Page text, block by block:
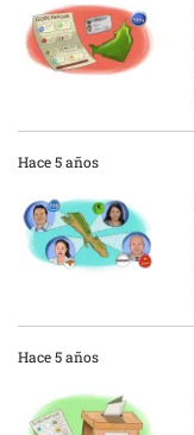
Hace 5 años
Hace 5 años